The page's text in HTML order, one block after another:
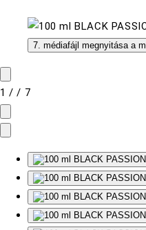
7. médiafájl megnyitása a
1 // 7